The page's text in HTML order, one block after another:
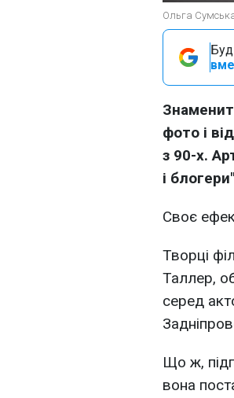
Ольга
фото і
з 90-х.
і
Своє
Творці
Таллер,
серед
Що ж,
вона